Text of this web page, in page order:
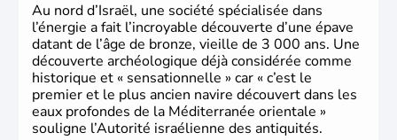
Au nord d’Israël, une société spécialisée dans
l’énergie a fait l’incroyable découverte d’une épave
datant de l’âge de bronze, vieille de 3 000 ans. Une
découverte archéologique déjà considérée comme
historique et « sensationnelle » car « c’est le
premier et le plus ancien navire découvert dans les
eaux profondes de la Méditerranée orientale »
souligne l’Autorité israélienne des antiquités.